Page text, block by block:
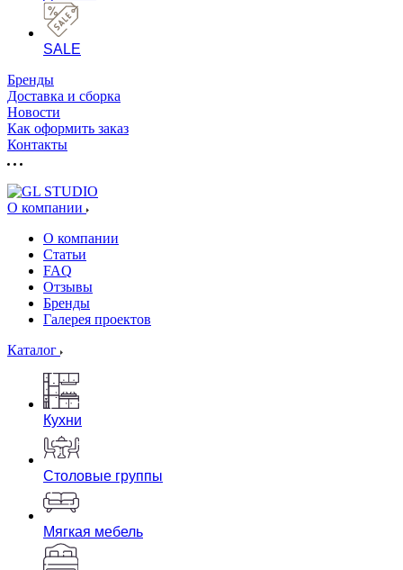
SALE
Бренды
Доставка и сборка
Новости
Как оформить заказ
Контакты
О компании
О компании
Статьи
FAQ
Отзывы
Бренды
Галерея проектов
Каталог
Кухни
Столовые группы
Мягкая мебель